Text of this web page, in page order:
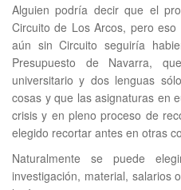
Alguien podría decir que el
Circuito de Los Arcos, pero
aún sin Circuito seguiría
Presupuesto de Navarra,
universitario y dos lenguas
cosas y que las asignaturas en
crisis y en pleno proceso de
elegido recortar antes en otras
Naturalmente se puede
investigación, material, salarios